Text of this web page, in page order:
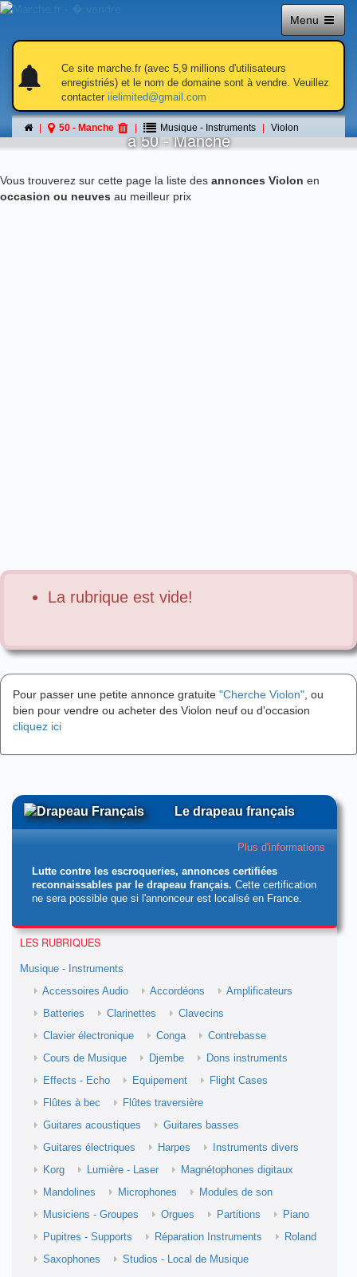
Menu
notifications
notifications
Ce site marche.fr (avec 5,9 millions d'utilisateurs
enregistriés) et le nom de domaine sont à vendre. Veuillez
contacter iielimited@gmail.com
50 - Manche Musique - Instruments Violon
Violon
á 50 - Manche
Vous trouverez sur cette page la liste des annonces Violon en
occasion ou neuves au meilleur prix
La rubrique est vide!
Pour passer une petite annonce gratuite "Cherche Violon" , ou
bien pour vendre ou acheter des Violon neuf ou d'occasion
cliquez ici
Le drapeau français
Plus d'informations
Lutte contre les escroqueries, annonces certifiées
reconnaissables par le drapeau français. Cette certification
ne sera possible que si l'annonceur est localisé en France.
LES RUBRIQUES
Musique - Instruments
Accessoires Audio
Accordéons
Amplificateurs
Batteries
Clarinettes
Clavecins
Clavier électronique
Conga
Contrebasse
Cours de Musique
Djembe
Dons instruments
Effects - Echo
Equipement
Flight Cases
Flûtes à bec
Flûtes traversière
Guitares acoustiques
Guitares basses
Guitares électriques
Harpes
Instruments divers
Korg
Lumière - Laser
Magnétophones digitaux
Mandolines
Microphones
Modules de son
Musiciens - Groupes
Orgues Partitions
Piano
Pupitres - Supports
Réparation Instruments
Roland
Saxophones
Studios - Local de Musique